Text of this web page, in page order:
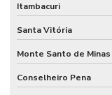
Itambacuri
Santa Vitória
Monte Santo de Minas
Conselheiro Pena